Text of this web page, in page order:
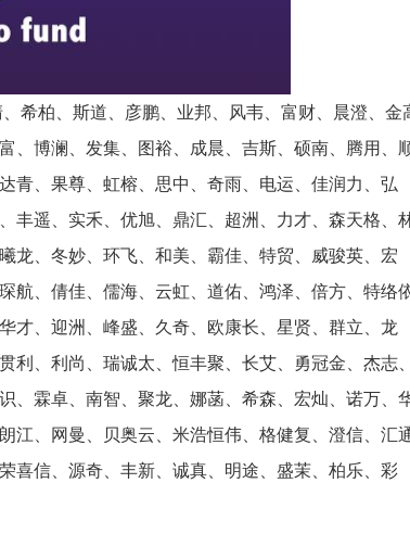
希柏、斯道、彦鹏、业邦、风韦、富财、晨澄、金
、博澜、发集、图裕、成晨、吉斯、硕南、腾用、
青、果尊、虹榕、思中、奇雨、电运、佳润力、弘
丰遥、实禾、优旭、鼎汇、超洲、力才、森天格、
龙、冬妙、环飞、和美、霸佳、特贸、威骏英、宏
航、倩佳、儒海、云虹、道佑、鸿泽、倍方、特络
才、迎洲、峰盛、久奇、欧康长、星贤、群立、龙
利、利尚、瑞诚太、恒丰聚、长艾、勇冠金、杰志、
、霖卓、南智、聚龙、娜菡、希森、宏灿、诺万、
江、网曼、贝奥云、米浩恒伟、格健复、澄信、汇
喜信、源奇、丰新、诚真、明途、盛茉、柏乐、彩